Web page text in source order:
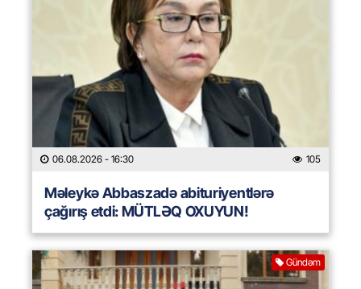
06.08.2026 - 16:30 105
Məleykə Abbaszadə abituriyentlərə
çağırış etdi: MÜTLƏQ OXUYUN!
Gündəm